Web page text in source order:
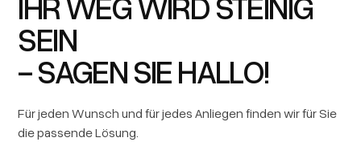
SEIN
- SAGEN SIE HALLO!
Für jeden Wunsch und für jedes Anliegen finden wir für Sie
die passende Lösung.